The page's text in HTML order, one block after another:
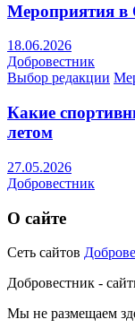
Мероприятия в
18.06.2026
Добровестник
Выбор редакции
Какие
летом
27.05.2026
Добровестник
О сайте
Сеть сайтов
Добровестник -
Мы не размещаем